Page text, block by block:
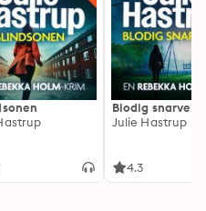
Blodig snarvei
Julie Hastrup
4.3